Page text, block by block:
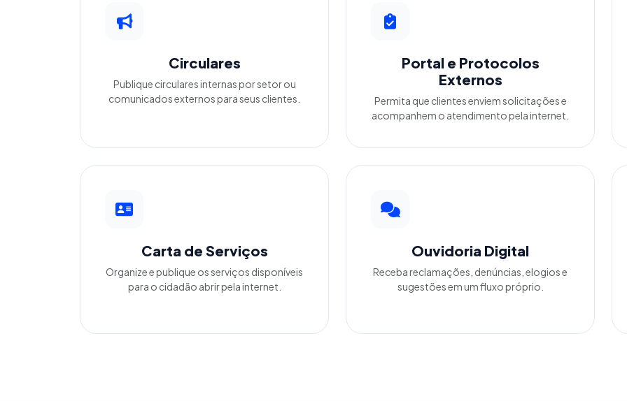
Circulares
Publique circulares internas por setor ou
comunicados externos para seus clientes.
Portal e Protocolos
Externos
Permita que clientes enviem solicitações e
acompanhem o atendimento pela internet.
Carta de Serviços
Organize e publique os serviços disponíveis
para o cidadão abrir pela internet.
Ouvidoria Digital
Receba reclamações, denúncias, elogios e
sugestões em um fluxo próprio.